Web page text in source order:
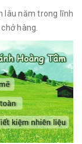
lâu năm trong lĩnh
hàng.